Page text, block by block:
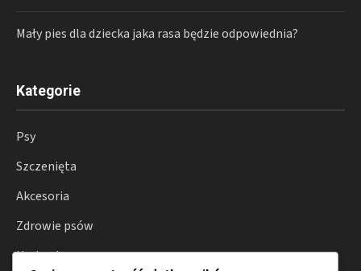
Mały pies dla dziecka jaka rasa będzie odpowiednia?
Kategorie
Psy
Szczenięta
Akcesoria
Zdrowie psów
Hodowla